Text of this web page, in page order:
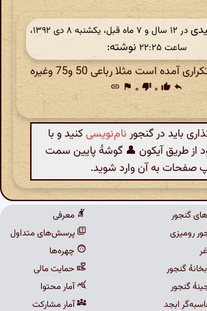
در ‫۱۲ سال و ۷ ماه قبل، یکشنبه ۸ دی ۱۳۹۲،
ساعت ۲۲:۲۵
نوشته:
آمده است مثلا رباعی 50 و75 وغیره
reply
thumb_up ۰ thumb_down ۰ flag
link
باید در گنجور نام‌نویسیکنید و با
از طریق آیکون 👤 گوشهٔ پایین سمت
صفحات به آن وارد شوید.
گنجور
رومیزی
گنجور
گنجور
ابجد
معرفی
پرسش‌های متداول
چهره‌ها
حمایت مالی
آمار محتوا
آمار مشارکت